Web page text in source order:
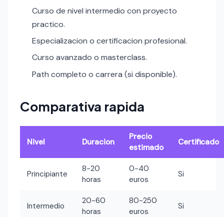
Curso de nivel intermedio con proyecto
practico.
Especializacion o certificacion profesional.
Curso avanzado o masterclass.
Path completo o carrera (si disponible).
Comparativa rapida
Nivel Duracion
Precio
estimado
Certificado
Principiante
8-20
horas
0-40
euros
Si
Intermedio
20-60
horas
80-250
euros
Si